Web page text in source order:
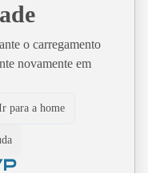
o carregamento
novamente em
para a home